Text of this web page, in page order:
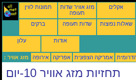
תמונות לווין
מזג אוויר שדות
תעופה
אקלים
ברקים שדות תעופה שאלות נפוצות
עלון אודות
מזג אוויר : אירופה אפריקה אמריקה הצפונית
תחזיות מזג אוויר 10-יום